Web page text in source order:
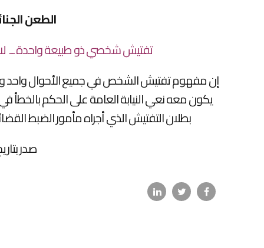
الطعن الجنائي
تفتيش شخصي ذو طبيعة واحدة ــ لا
إن مفهوم تفتيش الشخص في جميع الأحوال واحد
يكون معه نعي النيابة العامة على الحكم بالخطأ
بطلان التفتيش الذي أجراه مأمور الضبط
صدر بتاريخ 9 / 3 /